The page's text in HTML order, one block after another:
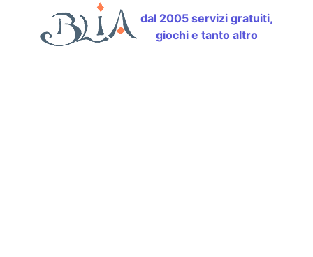
dal 2005 servizi gratuiti,
giochi e tanto altro